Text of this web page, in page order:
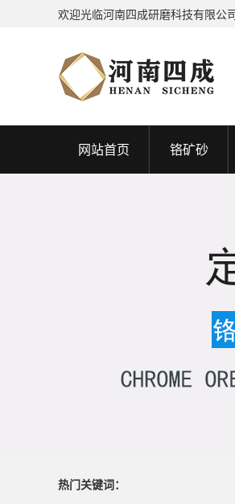
欢迎光临河南四成研磨科技有限公
网站首页 铬矿砂
热门关键词：